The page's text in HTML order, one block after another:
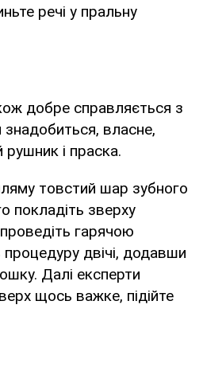
речі у пральну
добре справляється з
власне,
і праска.
товстий шар зубного
покладіть зверху
гарячою
двічі, додавши
Далі експерти
щось важке, підійте